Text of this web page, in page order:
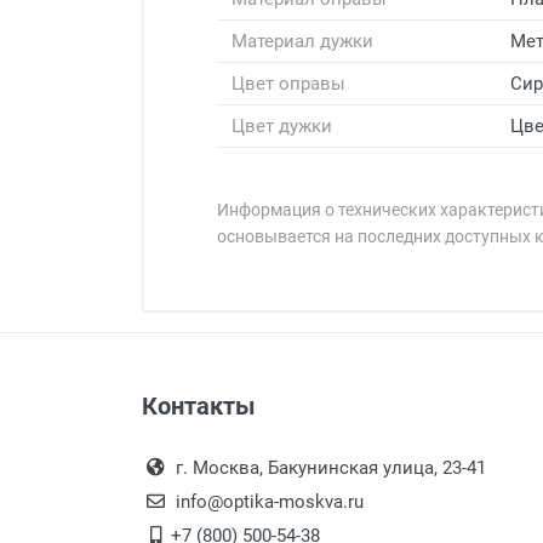
Материал дужки
Цвет оправы
Цвет дужки
Информация о технических
основывается на последних доступных
Длина дужки:
Перечисление средств на
Выдаем товар в рабочие
После того, как заказ
Для получения товара при
Заказ необходимо
Контакты
г. Москва, Бакунинская улица, 23-41
info@optika-moskva.ru
+7 (800) 500-54-38